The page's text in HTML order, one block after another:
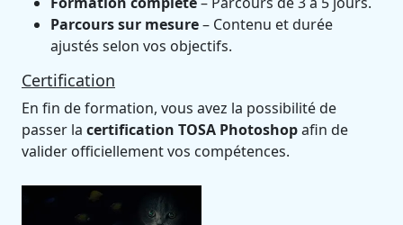
Parcours sur mesure– Contenu et durée
ajustés selon vos objectifs.
Certification
En fin de formation, vous avez la possibilité de
passer la certification TOSA Photoshopafin de
valider officiellement vos compétences.